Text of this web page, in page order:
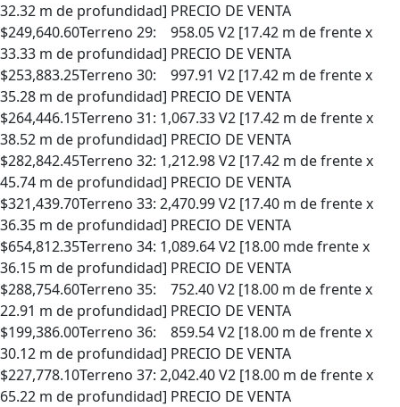
32.32 m de profundidad] PRECIO DE VENTA
$249,640.60Terreno 29: 958.05 V2 [17.42 m de frente x
33.33 m de profundidad] PRECIO DE VENTA
$253,883.25Terreno 30: 997.91 V2 [17.42 m de frente x
35.28 m de profundidad] PRECIO DE VENTA
$264,446.15Terreno 31: 1,067.33 V2 [17.42 m de frente x
38.52 m de profundidad] PRECIO DE VENTA
$282,842.45Terreno 32: 1,212.98 V2 [17.42 m de frente x
45.74 m de profundidad] PRECIO DE VENTA
$321,439.70Terreno 33: 2,470.99 V2 [17.40 m de frente x
36.35 m de profundidad] PRECIO DE VENTA
$654,812.35Terreno 34: 1,089.64 V2 [18.00 mde frente x
36.15 m de profundidad] PRECIO DE VENTA
$288,754.60Terreno 35: 752.40 V2 [18.00 m de frente x
22.91 m de profundidad] PRECIO DE VENTA
$199,386.00Terreno 36: 859.54 V2 [18.00 m de frente x
30.12 m de profundidad] PRECIO DE VENTA
$227,778.10Terreno 37: 2,042.40 V2 [18.00 m de frente x
65.22 m de profundidad] PRECIO DE VENTA